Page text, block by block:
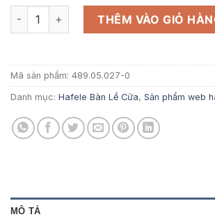
là:
324.000 ₫.
tại
là:
210.600 ₫.
Bản lề lá Hafele inox 127x76x3 mm, 4 vòng
THÊM VÀO GIỎ
Mã sản phẩm: 489.05.027-0
Danh mục: Hafele Bàn Lề Cửa, Sản phẩm web
MÔ TẢ